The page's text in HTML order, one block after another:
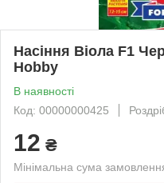
Насіння Віола F1
Hobby
В наявності
Код: 00000000425
12 ₴
Мінімальна сума